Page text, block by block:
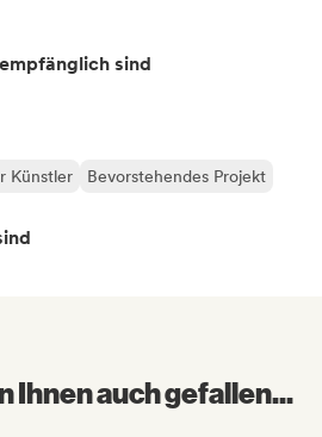
sind
Künstler
Bevorstehendes Projekt
auch gefallen...